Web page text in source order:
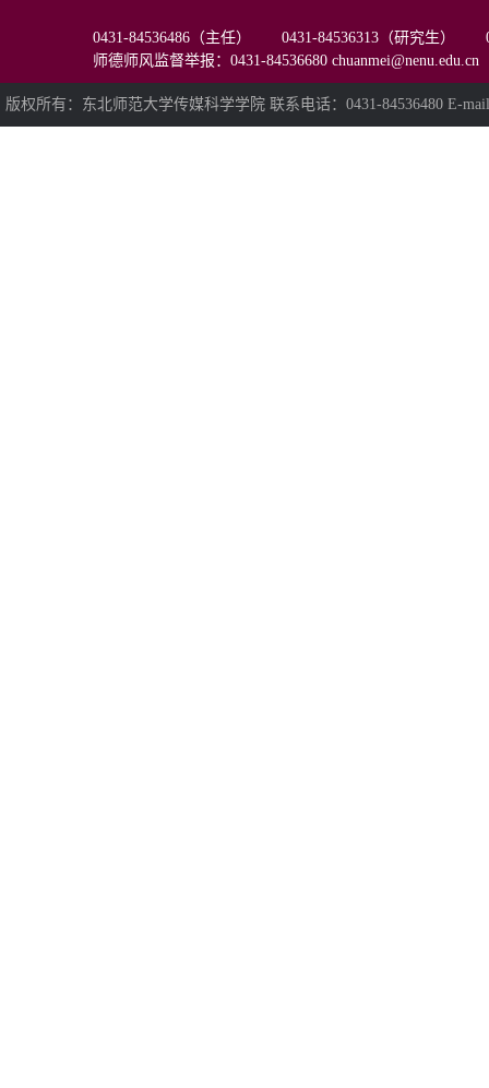
0431-84536486（主任） 0431-84536313（研究生）
师德师风监督举报：0431-84536680 chuanmei@nenu.edu.cn
版权所有：东北师范大学传媒科学学院 联系电话：0431-84536480 E-